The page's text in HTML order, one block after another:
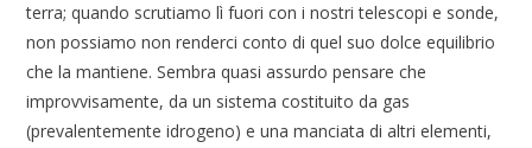
terra; quando scrutiamo lì fuori con i nostri telescopi e sonde,
non possiamo non renderci conto di quel suo dolce equilibrio
che la mantiene. Sembra quasi assurdo pensare che
improvvisamente, da un sistema costituito da gas
(prevalentemente idrogeno) e una manciata di altri elementi,